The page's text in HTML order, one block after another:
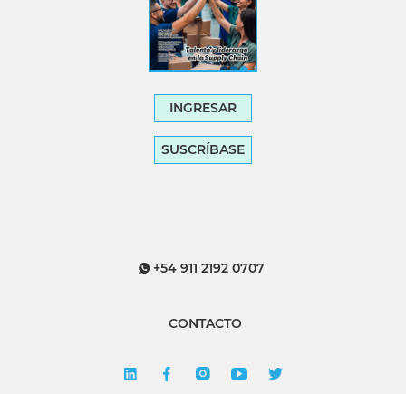
INGRESAR
SUSCRÍBASE
+54 911 2192 0707
CONTACTO